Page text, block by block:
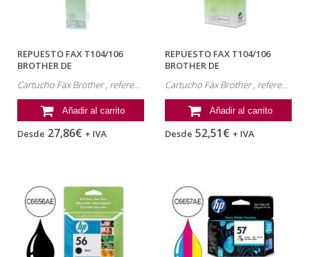
REPUESTO FAX T104/106
BROTHER DE
Cartucho Fax Brother , referencia: PC-72RF
Añadir al carrito
Desde 27,86€ + IVA
REPUESTO FAX T104/106
BROTHER DE
Cartucho Fax Brother , referencia: PC-74RF
Añadir al carrito
Desde 52,51€ + IVA